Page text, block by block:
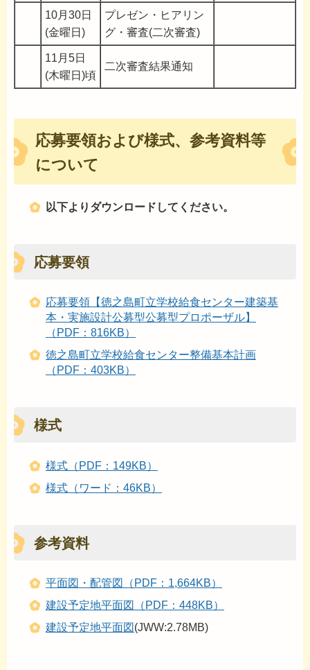
10月30日
(金曜日)
プレゼン・ヒアリン
グ・審査(二次審査)
11月5日
(木曜日)頃
二次審査結果通知
応募要領および様式、参考資料等
について
以下よりダウンロードしてください。
応募要領
応募要領【徳之島町立学校給食センター建築基
本・実施設計公募型公募型プロポーザル】
（PDF：816KB）
徳之島町立学校給食センター整備基本計画
（PDF：403KB）
様式
様式（PDF：149KB）
様式（ワード：46KB）
参考資料
平面図・配管図（PDF：1,664KB）
建設予定地平面図（PDF：448KB）
建設予定地平面図 (JWW:2.78MB)